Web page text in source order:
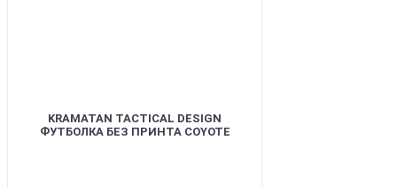
KRAMATAN TACTICAL DESIGN
ФУТБОЛКА БЕЗ ПРИНТА COYOTE